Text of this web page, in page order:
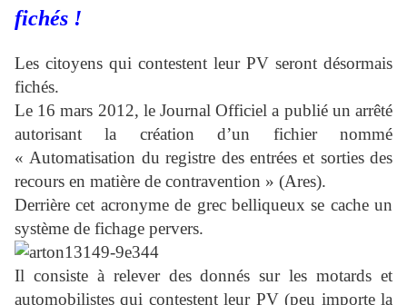
fichés !
Les citoyens qui contestent leur PV seront désormais
fichés.
Le 16 mars 2012, le Journal Officiel a publié un arrêté
autorisant la création d’un fichier nommé
« Automatisation du registre des entrées et sorties des
recours en matière de contravention » (Ares).
Derrière cet acronyme de grec belliqueux se cache un
système de fichage pervers.
Il consiste à relever des donnés sur les motards et
automobilistes qui contestent leur PV (peu importe la